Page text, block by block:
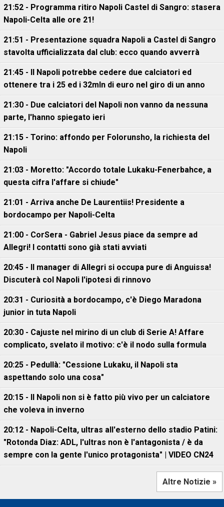
21:52 - Programma ritiro Napoli Castel di Sangro: stasera
Napoli-Celta alle ore 21!
21:51 - Presentazione squadra Napoli a Castel di Sangro
stavolta ufficializzata dal club: ecco quando avverrà
21:45 - Il Napoli potrebbe cedere due calciatori ed
ottenere tra i 25 ed i 32mln di euro nel giro di un anno
21:30 - Due calciatori del Napoli non vanno da nessuna
parte, l'hanno spiegato ieri
21:15 - Torino: affondo per Folorunsho, la richiesta del
Napoli
21:03 - Moretto: "Accordo totale Lukaku-Fenerbahce, a
questa cifra l'affare si chiude"
21:01 - Arriva anche De Laurentiis! Presidente a
bordocampo per Napoli-Celta
21:00 - CorSera - Gabriel Jesus piace da sempre ad
Allegri! I contatti sono già stati avviati
20:45 - Il manager di Allegri si occupa pure di Anguissa!
Discuterà col Napoli l'ipotesi di rinnovo
20:31 - Curiosità a bordocampo, c'è Diego Maradona
junior in tuta Napoli
20:30 - Cajuste nel mirino di un club di Serie A! Affare
complicato, svelato il motivo: c'è il nodo sulla formula
20:25 - Pedullà: "Cessione Lukaku, il Napoli sta
aspettando solo una cosa"
20:15 - Il Napoli non si è fatto più vivo per un calciatore
che voleva in inverno
20:12 - Napoli-Celta, ultras all'esterno dello stadio Patini:
"Rotonda Diaz: ADL, l'ultras non è l'antagonista / è da
sempre con la gente l'unico protagonista" | VIDEO CN24
Altre Notizie »